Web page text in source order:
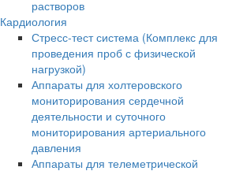
растворов
Кардиология
Стресс-тест система (Комплекс для
проведения проб с физической
нагрузкой)
Аппараты для холтеровского
мониторирования сердечной
деятельности и суточного
мониторирования артериального
давления
Аппараты для телеметрической